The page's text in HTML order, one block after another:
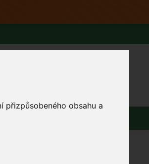
přizpůsobeného obsahu a
Prodejna v Praze